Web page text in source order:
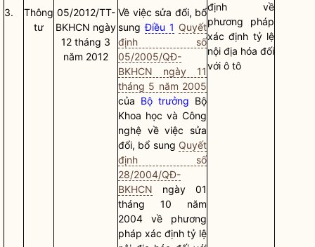
định về
phương pháp
xác định tỷ lệ
nội địa hóa đối
với ô tô
3.
Thông
tư
05/2012/TT-
BKHCN ngày
12 tháng 3
năm 2012
Về việc sửa đổi, bổ
sungĐiều 1 Quyết
định số
05/2005/QĐ-
BKHCN ngày 11
tháng 5 năm 2005
của Bộ trưởng Bộ
Khoa học và Công
nghệ về việc sửa
đổi, bổ sung Quyết
định số
28/2004/QĐ-
BKHCN ngày 01
tháng 10 năm
2004 về phương
pháp xác định tỷ lệ